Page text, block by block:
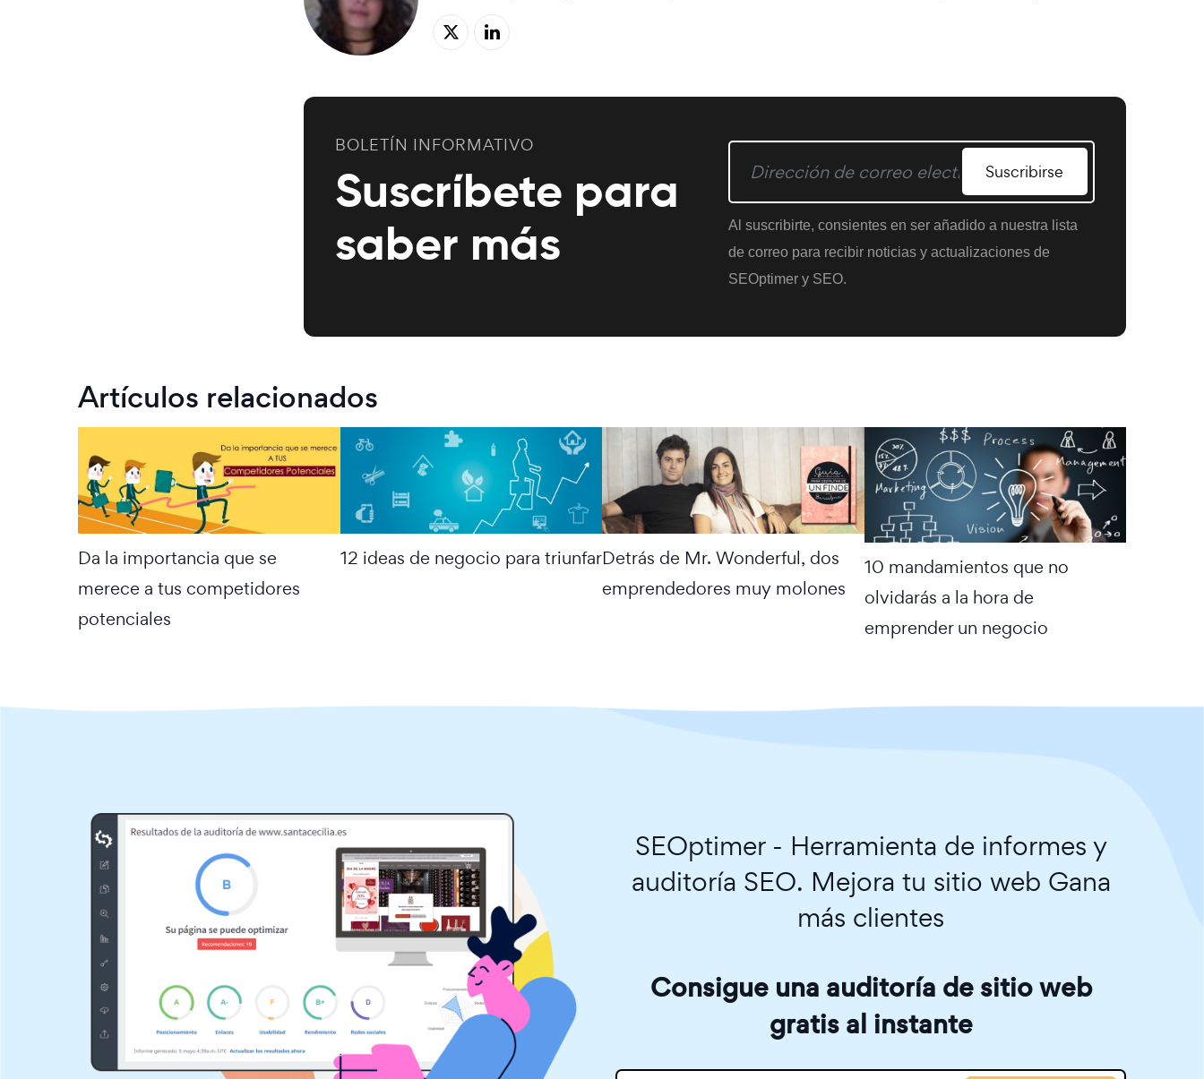
BOLETÍN INFORMATIVO
Suscríbete para
saber más
Suscribirse
Al suscribirte, consientes en ser añadido a nuestra lista
de correo para recibir noticias y actualizaciones de
SEOptimer y SEO.
Artículos relacionados
Da la importancia que se
merece a tus competidores
potenciales
12 ideas de negocio para triunfarDetrás de Mr. Wonderful, dos
emprendedores muy molones
10 mandamientos que no
olvidarás a la hora de
emprender un negocio
SEOptimer - Herramienta de informes y
auditoría SEO. Mejora tu sitio web Gana
más clientes
Consigue una auditoría de sitio web
gratis al instante